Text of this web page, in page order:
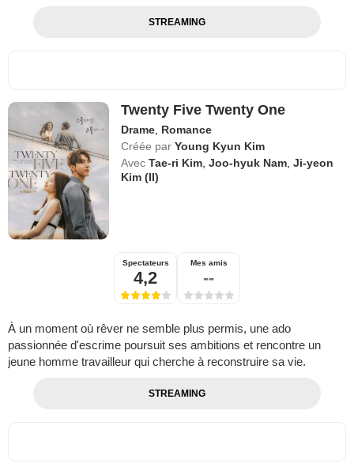
STREAMING
Twenty Five Twenty One
Drame Romance
Créée par Young Kyun Kim
Avec Tae-ri Kim ,Joo-hyuk Nam ,Ji-yeon
Kim (II)
Spectateurs
4,2
Mes amis
--
À un moment où rêver ne semble plus permis, une ado
passionnée d'escrime poursuit ses ambitions et rencontre un
jeune homme travailleur qui cherche à reconstruire sa vie.
STREAMING